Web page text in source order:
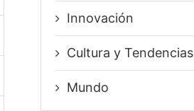
Innovación
⁠Cultura y Tendencias
Mundo